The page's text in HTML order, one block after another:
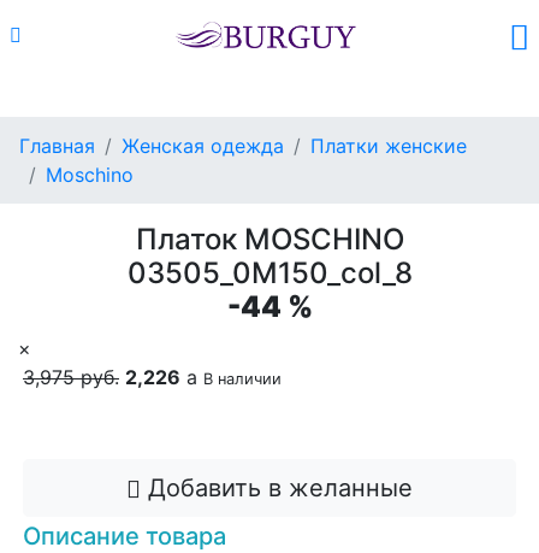
Главная Женская одежда
Платки женские
Moschino
Платок MOSCHINO
03505_0M150_col_8
-44 %
×
3,975 руб. 2,226 a В наличии
Добавить в желанные
Описание товара